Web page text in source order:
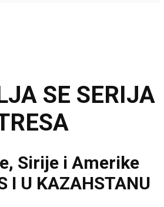
SE SERIJA
Sirije i Amerike
I U KAZAHSTANU